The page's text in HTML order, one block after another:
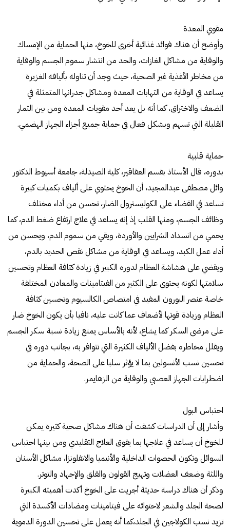
مقوي المعدة
وأوضح أن هناك فوائد غذائية أخرى للخوخ، منها الحماية من الإمساك
والوقاية من مشاكل الغازات، والحد من انتشار سموم الجسم والوقاية
من مخاطر الأغذية غير الصحية، حيث وجد أن تناوله بأليافه الغزيرة
يساعد في الوقاية من التهابات المعدة ومشاكل جدرانها المتمثلة في
الضعف والاختراق، كما أنه بل يعد أحد مقويات المعدة ومن بين الثمار
القليلة التي تسهم وبشكل فعال في حماية جميع أجزاء الجهاز الهضمي.
حماية قلبية
بدوره، قال الأستاذ بقسم العقاقير، كلية الصيدلة، جامعة أسيوط الدكتور
وائل مصطفى عبدالمجيد، أن الخوخ يحتوي على ألياف بكميات كبيرة
تساعد في القضاء على الكوليسترول الضار، تحسن من أداء مختلف
وظائف الجسم، ومنها القلب إذ إنه يساعد في علاج ارتفاع ضغط الدم، كما
يحمي من انسداد الشرايين والأوردة، ويقي من سموم الدم، ويحسن من
أداء عمل الكبد، ويساعد في الوقاية من مشاكل نقص الحديد بالدم،
ويقضي على هشاشة العظام لدوره الكبير في زيادة كثافة العظام وتحسين
سلامتها لكونه يحتوي على الكثير من الفيتامينات والمعادن المختلفة
خاصة عنصر البورون المفيد في امتصاص الكالسيوم وتحسين كثافة
العظام وزيادة قوتها لأضعاف عما كانت عليه، نافيا بأن يكون الخوخ ضار
على مرضى السكر كما يشاع، لأنه بالأساس يمنع زيادة نسبة سكر الجسم
ويقلل مخاطره بفضل الألياف الكثيرة التي تتوافر به، بجانب دوره في
تحسين نسب الأنسولين بما لا يؤثر سلبا على الصحة، والحماية من
اضطرابات الجهاز العصبي والوقاية من الزهايمر.
احتباس البول
وأشار إلى أن الدراسات كشفت أن هناك مشاكل صحية كثيرة يمكن
للخوخ أن يساعد في علاجها بما يفوق العلاج التقليدي ومن بينها احتباس
السوائل وتكون الحصوات الداخلية والأنيميا والانفلونزا، مشاكل الأسنان
واللثة وضعف العضلات وتهيج القولون والقلق والإجهاد والتوتر.
وذكر أن هناك دراسة حديثة أجريت على الخوخ أكدت أهميته الكبيرة
لصحة الجلد والشعر لاحتوائه على فيتامينات ومضادات الأكسدة التي
تزيد نسب الكولاجين في الجلد،كما أنه يعمل على تحسين الدورة الدموية